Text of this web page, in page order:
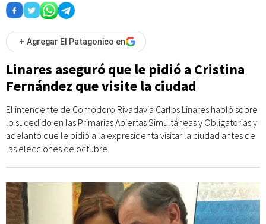
+ Agregar El Patagonico en
Linares aseguró que le pidió a Cristina
Fernández que visite la ciudad
El intendente de Comodoro Rivadavia Carlos Linares habló sobre
lo sucedido en las Primarias Abiertas Simultáneas y Obligatorias y
adelantó que le pidió a la expresidenta visitar la ciudad antes de
las elecciones de octubre.